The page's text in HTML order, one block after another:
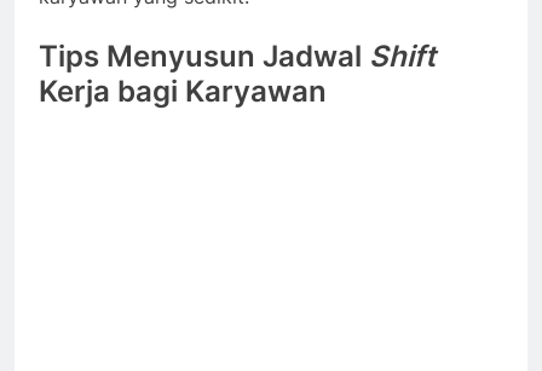
Tips Menyusun Jadwal Shift
Kerja bagi Karyawan